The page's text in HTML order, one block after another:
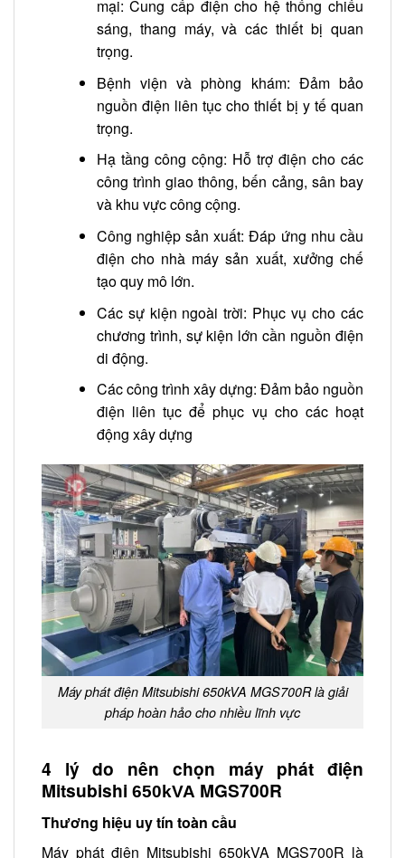
mại: Cung cấp điện cho hệ thống chiếu
sáng, thang máy, và các thiết bị quan
trọng.
Bệnh viện và phòng khám: Đảm bảo
nguồn điện liên tục cho thiết bị y tế quan
trọng.
Hạ tầng công cộng: Hỗ trợ điện cho các
công trình giao thông, bến cảng, sân bay
và khu vực công cộng.
Công nghiệp sản xuất: Đáp ứng nhu cầu
điện cho nhà máy sản xuất, xưởng chế
tạo quy mô lớn.
Các sự kiện ngoài trời: Phục vụ cho các
chương trình, sự kiện lớn cần nguồn điện
di động.
Các công trình xây dựng: Đảm bảo nguồn
điện liên tục để phục vụ cho các hoạt
động xây dựng
Máy phát điện Mitsubishi 650kVA MGS700R là giải
pháp hoàn hảo cho nhiều lĩnh vực
4 lý do nên chọn máy phát điện
Mitsubishi 650kVA MGS700R
Thương hiệu uy tín toàn cầu
Máy phát điện Mitsubishi 650kVA MGS700R là